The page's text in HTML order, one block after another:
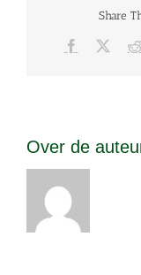
Share
Facebook
Over de